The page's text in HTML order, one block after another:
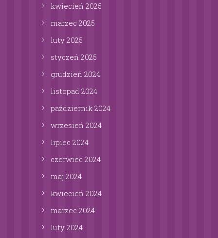
kwiecień 2025
marzec 2025
luty 2025
styczeń 2025
grudzień 2024
listopad 2024
październik 2024
wrzesień 2024
lipiec 2024
czerwiec 2024
maj 2024
kwiecień 2024
marzec 2024
luty 2024